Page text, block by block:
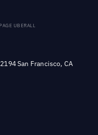
UBERALL
San Francisco, CA